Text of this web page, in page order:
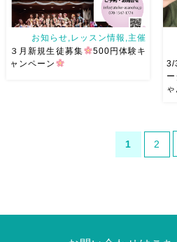
体験レッスン開催いたします♡
お知らせ,レッスン情報,主催
３月新規生徒募集
500円体験キ
ャンペーン
3/
1 2